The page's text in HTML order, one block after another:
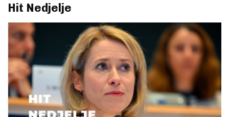
Hit Nedjelje